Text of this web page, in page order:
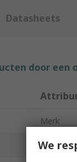
Datasheets
door
Merk
Product
We